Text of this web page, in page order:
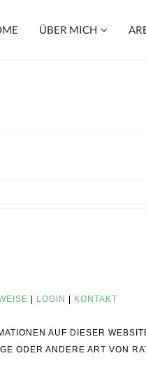
ÜBER MICH
| LOGIN | KONTAKT
AUF DIESER
ODER ANDERE ART VON